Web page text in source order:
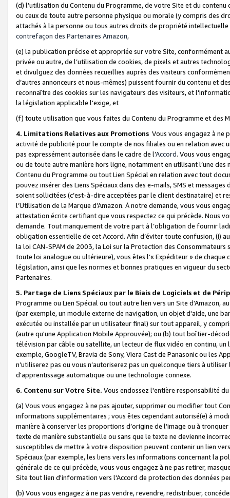
(d) l’utilisation du Contenu du Programme, de votre Site et du
ou ceux de toute autre personne physique ou morale (y compris des
attachés à la personne ou tous autres droits de propriété
contrefaçon des Partenaires Amazon,
(e) la publication précise et appropriée sur votre Site, conformément
privée ou autre, de l’utilisation de cookies, de pixels et autres
et divulguez des données recueillies auprès des visiteurs
d’autres annonceurs et nous-mêmes) puissent fournir du contenu et
reconnaître des cookies sur les navigateurs des visiteurs, et
la législation applicable l'exige, et
(f) toute utilisation que vous faites du Contenu du Programme et des
4. Limitations Relatives aux Promotions Vous vous engagez à ne
activité de publicité pour le compte de nos filiales ou en relation avec
pas expressément autorisée dans le cadre de l’Accord. Vous vous
ou de toute autre manière hors ligne, notamment en utilisant l’une
Contenu du Programme ou tout Lien Spécial en relation avec tout
pouvez insérer des Liens Spéciaux dans des e-mails, SMS et
soient sollicitées (c’est-à-dire acceptées par le client destinataire) et
l’Utilisation de la Marque d’Amazon. À notre demande, vous vous
attestation écrite certifiant que vous respectez ce qui précède. Nous
demande. Tout manquement de votre part à l’obligation de fournir
obligation essentielle de cet Accord. Afin d’éviter toute confusion, (i)
la loi CAN-SPAM de 2003, la Loi sur la Protection des
toute loi analogue ou ultérieure), vous êtes l’« Expéditeur » de
législation, ainsi que les normes et bonnes pratiques en vigueur du
Partenaires.
5. Partage de Liens Spéciaux par le Biais de Logiciels et de
Programme ou Lien Spécial ou tout autre lien vers un Site d'Amazon,
(par exemple, un module externe de navigation, un objet d'aide, une
exécutée ou installée par un utilisateur final) sur tout appareil, y
(autre qu'une Application Mobile Approuvée); ou (b) tout boîtier-
télévision par câble ou satellite, un lecteur de flux vidéo en continu,
exemple, GoogleTV, Bravia de Sony, Viera Cast de Panasonic ou les
n’utiliserez pas ou vous n’autoriserez pas un quelconque tiers à
d'apprentissage automatique ou une technologie connexe.
6. Contenu sur Votre Site. Vous endossez l'entière responsabilité
(a) Vous vous engagez à ne pas ajouter, supprimer ou modifier tout
informations supplémentaires ; vous êtes cependant autorisé(e) à
manière à conserver les proportions d’origine de l’image ou à
texte de manière substantielle ou sans que le texte ne devienne
susceptibles de mettre à votre disposition peuvent contenir un lien
Spéciaux (par exemple, les liens vers les informations concernant la
générale de ce qui précède, vous vous engagez à ne pas retirer,
Site tout lien d'information vers l'Accord de protection des données
(b) Vous vous engagez à ne pas vendre, revendre, redistribuer,